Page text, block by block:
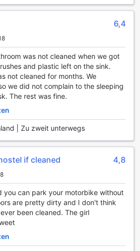
oder einfach nur einen
das Hostel bieten für jeden etwas.
aus sportlicher Betätigung und
das Ihren Aufenthalt im ToTo
im ToTo Hostel
die den Aufenthalt seiner
möglich gestalten. Genießen Sie
Stunden-Zimmerservice, der es
köstliche Speisen und Getränke
bestellen. Für Reisende, die nach
möchten, sorgt der tägliche
dass Ihr Zimmer stets sauber und
Ihnen eine Wäscherei und ein
zur Verfügung, sodass Sie sich
Sorgen machen müssen und immer
Verbindung in allen Zimmern und den
sorgt dafür, dass Sie immer mit der
können, sei es für geschäftliche
6,4
was not cleaned when we got
and plastic left on the sink.
not cleaned for months. We
we did not complain to the sleeping
The rest was fine.
| Zu zweit unterwegs
if cleaned 4,8
you can park your motorbike without
are pretty dirty and I don't think
been cleaned. The girl